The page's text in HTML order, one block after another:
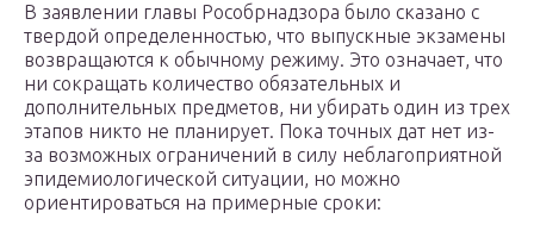
В заявлении главы Рособрнадзора было сказано с
твердой определенностью, что выпускные экзамены
возвращаются к обычному режиму. Это означает, что
ни сокращать количество обязательных и
дополнительных предметов, ни убирать один из трех
этапов никто не планирует. Пока точных дат нет из-
за возможных ограничений в силу неблагоприятной
эпидемиологической ситуации, но можно
ориентироваться на примерные сроки: